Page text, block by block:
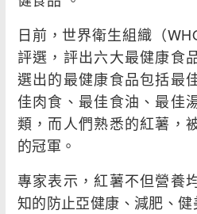
日前，世界衛生組織（
評選，評出六大最健康食
選出的最健康食品包括最
佳肉食、最佳食油、最佳
類，而人們熟悉的紅薯，
的冠軍。
專家表示，紅薯不但營養
知的防止亞健康、減肥、健